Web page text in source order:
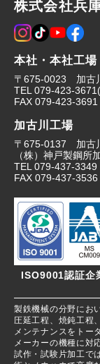
株式会社兵
本社・本社工場
〒675-0023 加古
TEL 079-423-3671
FAX 079-423-3691
加古川工場
〒675-0137 加古
（株）神戸製鋼所
TEL 079-437-3349
FAX 079-437-3536
ISO9001認証企
製鉄機械の分野にお
圧延工程、焼鈍工程
メンテナンスをトー
メーカーの機種に対
試作・試験片加工で